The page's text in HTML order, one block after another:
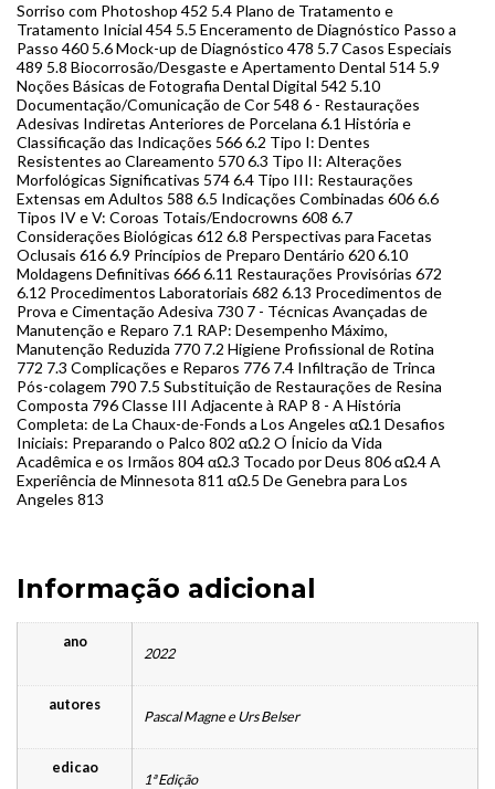
Sorriso com Photoshop 452 5.4 Plano de Tratamento e
Tratamento Inicial 454 5.5 Enceramento de Diagnóstico Passo a
Passo 460 5.6 Mock-up de Diagnóstico 478 5.7 Casos Especiais
489 5.8 Biocorrosão/Desgaste e Apertamento Dental 514 5.9
Noções Básicas de Fotografia Dental Digital 542 5.10
Documentação/Comunicação de Cor 548 6 - Restaurações
Adesivas Indiretas Anteriores de Porcelana 6.1 História e
Classificação das Indicações 566 6.2 Tipo I: Dentes
Resistentes ao Clareamento 570 6.3 Tipo II: Alterações
Morfológicas Significativas 574 6.4 Tipo III: Restaurações
Extensas em Adultos 588 6.5 Indicações Combinadas 606 6.6
Tipos IV e V: Coroas Totais/Endocrowns 608 6.7
Considerações Biológicas 612 6.8 Perspectivas para Facetas
Oclusais 616 6.9 Princípios de Preparo Dentário 620 6.10
Moldagens Definitivas 666 6.11 Restaurações Provisórias 672
6.12 Procedimentos Laboratoriais 682 6.13 Procedimentos de
Prova e Cimentação Adesiva 730 7 - Técnicas Avançadas de
Manutenção e Reparo 7.1 RAP: Desempenho Máximo,
Manutenção Reduzida 770 7.2 Higiene Profissional de Rotina
772 7.3 Complicações e Reparos 776 7.4 Infiltração de Trinca
Pós-colagem 790 7.5 Substituição de Restaurações de Resina
Composta 796 Classe III Adjacente à RAP 8 - A História
Completa: de La Chaux-de-Fonds a Los Angeles αΩ.1 Desafios
Iniciais: Preparando o Palco 802 αΩ.2 O Ínicio da Vida
Acadêmica e os Irmãos 804 αΩ.3 Tocado por Deus 806 αΩ.4 A
Experiência de Minnesota 811 αΩ.5 De Genebra para Los
Angeles 813
Informação adicional
ano
2022
autores
Pascal Magne e Urs Belser
edicao
1ª Edição